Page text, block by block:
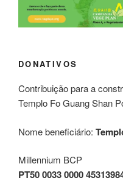
DONATIVOS
Contribuição para a
Templo Fo Guang Shan
Nome beneficiário:
Millennium BCP
PT50 0033 0000